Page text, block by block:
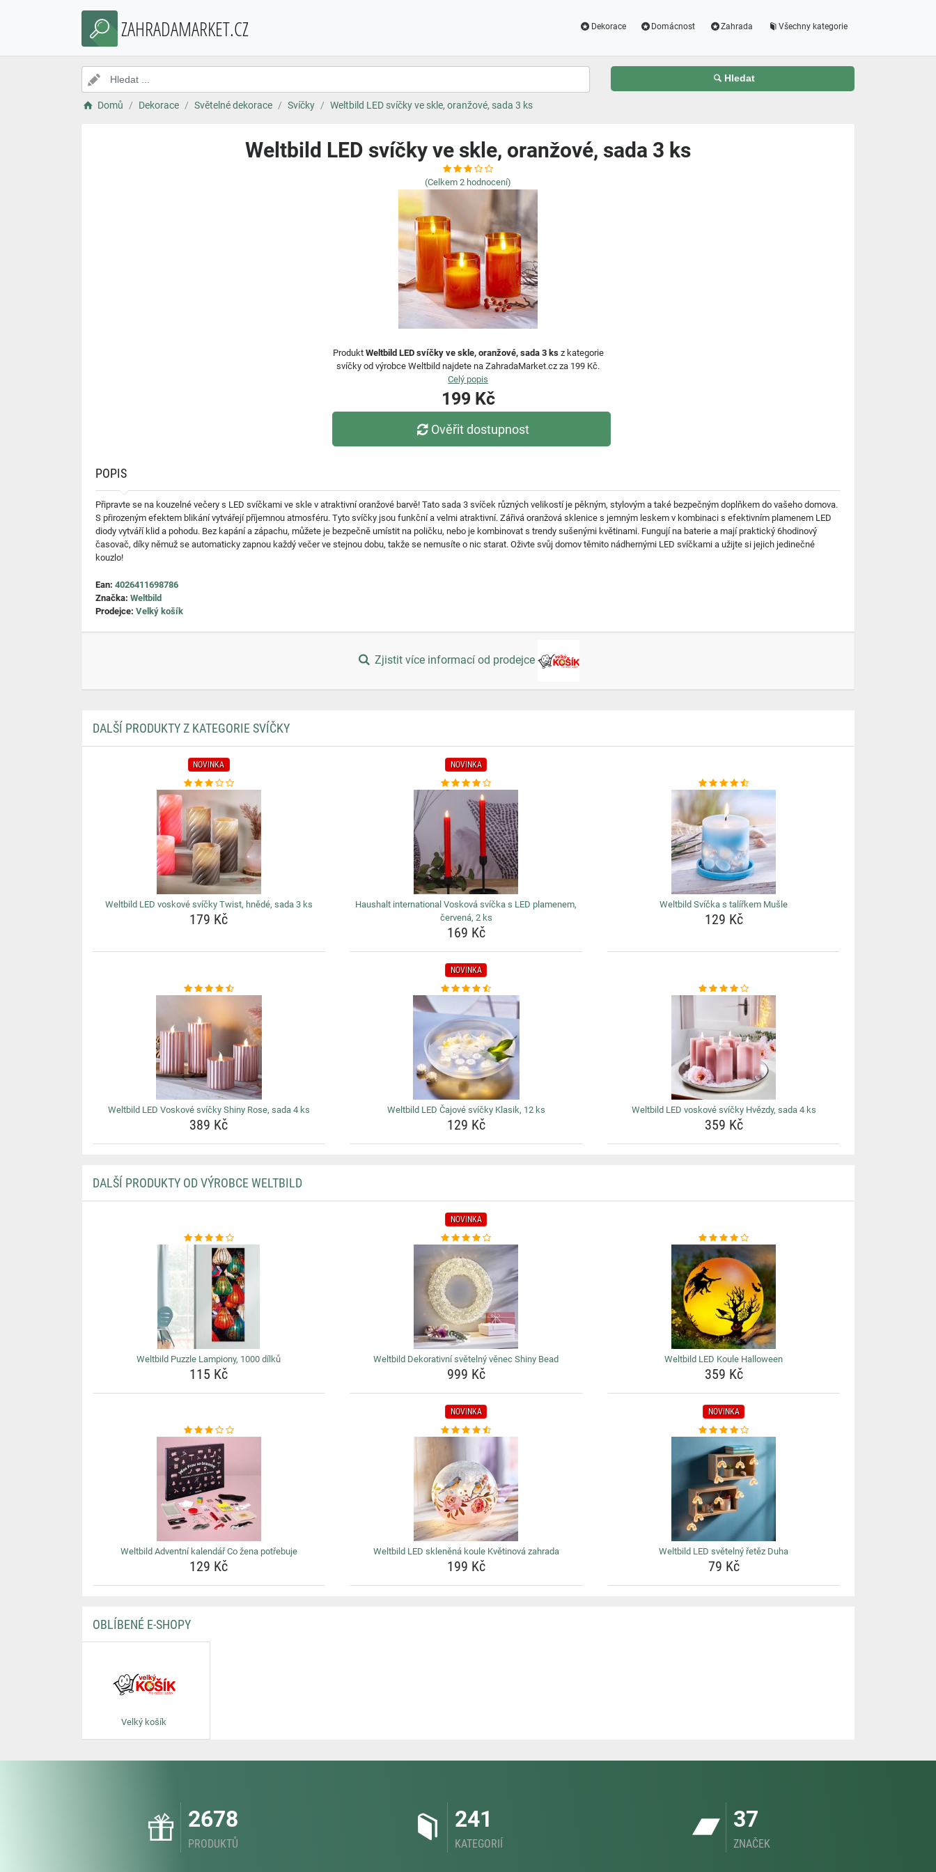
ZAHRADAMARKET.CZ Dekorace Domácnost Zahrada Všechny kategorie
Hledat
Domů Dekorace Světelné dekorace Svíčky Weltbild LED svíčky ve skle, oranžové, sada 3 ks
Weltbild LED svíčky ve skle, oranžové, sada 3 ks
(Celkem 2 hodnocení)
Produkt Weltbild LED svíčky ve skle, oranžové, sada 3 ksz kategorie
svíčky od výrobce Weltbild najdete na ZahradaMarket.cz za 199 Kč.
Celý popis
199 Kč
Ověřit dostupnost
POPIS
Připravte se na kouzelné večery s LED svíčkami ve skle v atraktivní oranžové barvě! Tato sada 3 svíček různých velikostí je pěkným, stylovým a také bezpečným doplňkem do vašeho domova.
S přirozeným efektem blikání vytvářejí příjemnou atmosféru. Tyto svíčky jsou funkční a velmi atraktivní. Zářivá oranžová sklenice s jemným leskem v kombinaci s efektivním plamenem LED
diody vytváří klid a pohodu. Bez kapání a zápachu, můžete je bezpečně umístit na poličku, nebo je kombinovat s trendy sušenými květinami. Fungují na baterie a mají praktický 6hodinový
časovač, díky němuž se automaticky zapnou každý večer ve stejnou dobu, takže se nemusíte o nic starat. Oživte svůj domov těmito nádhernými LED svíčkami a užijte si jejich jedinečné
kouzlo!
Ean: 4026411698786
Značka: Weltbild
Prodejce: Velký košík
Zjistit více informací od prodejce
DALŠÍ PRODUKTY Z KATEGORIE SVÍČKY
NOVINKA
Weltbild LED voskové svíčky Twist, hnědé, sada 3 ks
179 Kč
NOVINKA
Haushalt international Vosková svíčka s LED plamenem,
červená, 2 ks
169 Kč
Weltbild Svíčka s talířkem Mušle
129 Kč
Weltbild LED Voskové svíčky Shiny Rose, sada 4 ks
389 Kč
NOVINKA
Weltbild LED Čajové svíčky Klasik, 12 ks
129 Kč
Weltbild LED voskové svíčky Hvězdy, sada 4 ks
359 Kč
DALŠÍ PRODUKTY OD VÝROBCE WELTBILD
Weltbild Puzzle Lampiony, 1000 dílků
115 Kč
NOVINKA
Weltbild Dekorativní světelný věnec Shiny Bead
999 Kč
Weltbild LED Koule Halloween
359 Kč
Weltbild Adventní kalendář Co žena potřebuje
129 Kč
NOVINKA
Weltbild LED skleněná koule Květinová zahrada
199 Kč
NOVINKA
Weltbild LED světelný řetěz Duha
79 Kč
OBLÍBENÉ E-SHOPY
Velký košík
2678
PRODUKTŮ
241
KATEGORIÍ
37
ZNAČEK